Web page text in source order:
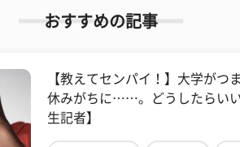
おすすめの記事
【教えてセンパイ！】大学がつ
休みがちに……。どうしたらい
生記者】